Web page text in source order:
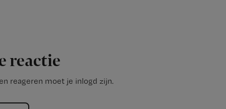
reactie
reageren moet je inlogd zijn.